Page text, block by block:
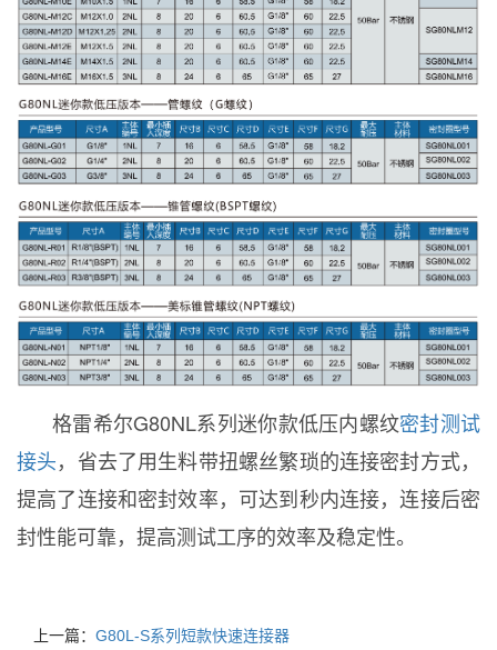
格雷希尔G80NL系列迷你款低压内螺纹密封测试
接头，省去了用生料带扭螺丝繁琐的连接密封方式，
提高了连接和密封效率，可达到秒内连接，连接后密
封性能可靠，提高测试工序的效率及稳定性。
上一篇： G80L-S系列短款快速连接器